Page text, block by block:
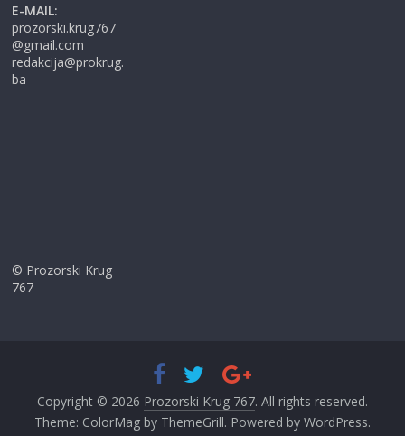
E-MAIL:
prozorski.krug767
@gmail.com
redakcija@prokrug.
ba
© Prozorski Krug
767
Copyright © 2026 Prozorski Krug 767. All rights reserved.
Theme: ColorMagby ThemeGrill. Powered by WordPress.